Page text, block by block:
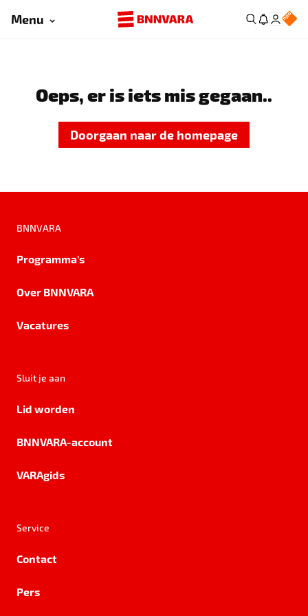
Menu
Oeps, er is iets mis gegaan..
Doorgaan naar de homepage
BNNVARA
Programma's
Over BNNVARA
Vacatures
Sluit je aan
Lid worden
BNNVARA-account
VARAgids
Service
Contact
Pers